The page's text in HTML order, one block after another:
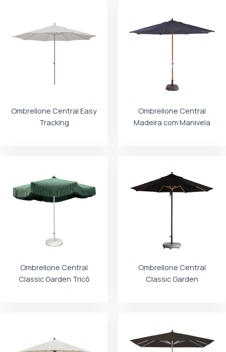
Ombrellone Central Easy
Tracking
Ombrellone Central
Madeira com Manivela
Ombrellone Central
Classic Garden Tricô
Ombrellone Central
Classic Garden